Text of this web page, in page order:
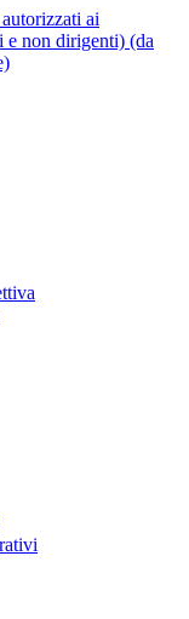
ai
e non dirigenti) (da